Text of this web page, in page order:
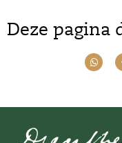
Deze pagina